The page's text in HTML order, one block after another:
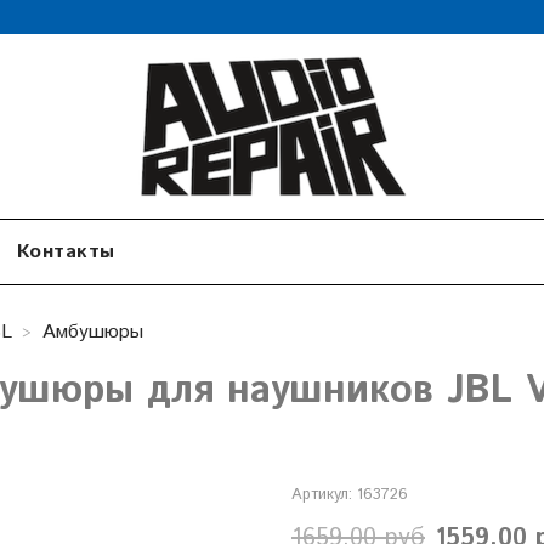
Контакты
Амбушюры
для наушников JBL
Артикул: 163726